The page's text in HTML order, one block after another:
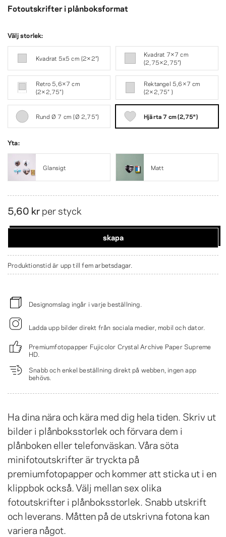
Fotoutskrifter i plånboksformat
Ha dina nära och kära med dig hela tiden. Skriv ut
bilder i plånboksstorlek och förvara dem i
plånboken eller telefonväskan. Våra söta
minifotoutskrifter är tryckta på
premiumfotopapper och kommer att sticka ut i en
klippbok också. Välj mellan sex olika
fotoutskrifter i plånboksstorlek. Snabb utskrift
och leverans. Måtten på de utskrivna fotona kan
variera något.
Välj storlek:
Kvadrat 5x5 cm (2×2″)
Kvadrat 7×7 cm
(2,75×2,75″)
Retro 5,6×7 cm
(2×2,75″)
Rektangel 5,6×7 cm
(2×2,75″ )
Rund Ø 7 cm (Ø 2,75″) Hjärta 7 cm (2,75″)
Yta:
Glansigt Matt
5,60 krper styck
skapa
Produktionstid är upp till fem arbetsdagar.
Designomslag ingår i varje beställning.
Ladda upp bilder direkt från sociala medier, mobil och dator.
Premiumfotopapper Fujicolor Crystal Archive Paper Supreme
HD.
Snabb och enkel beställning direkt på webben, ingen app
behövs.